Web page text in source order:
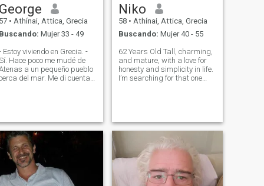
George
57 • Athínai, Attica, Grecia
Buscando: Mujer 33 - 49
Estoy viviendo en Grecia. -
Hace poco me mudé de
a un pequeño pueblo
del mar. Me di cuenta
y sin estrés. Si
lo mismo y también te
gusta el sol el mar y la
de la naturaleza me
encantaría saber de ti. Soy
sincero, tierno, amoroso, pero
mismo tiempo aventurero y
con una fuerte fuerza de
Niko
58 • Athínai, Attica, Grecia
Buscando: Mujer 40 - 55
62 Years Old Tall, charming,
and mature, with a love for
honesty and simplicity in life.
I’m searching for that one
believe in deep r